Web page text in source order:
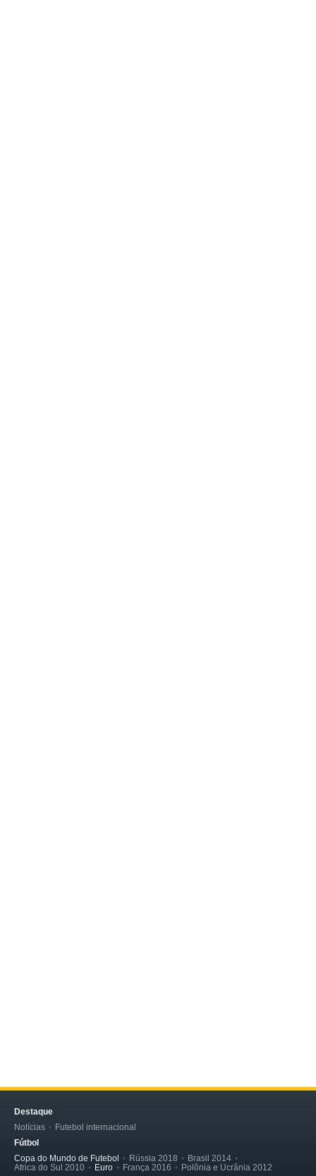
Destaque
Notícias
Futebol internacional
Fútbol
Copa do Mundo de Futebol
Rússia 2018
Brasil 2014
Africa do Sul 2010
Euro França 2016 Polônia e Ucrânia 2012